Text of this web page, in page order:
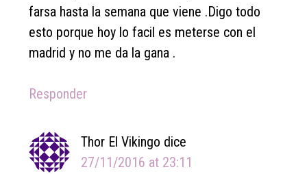
farsa hasta la semana que viene .Digo todo
esto porque hoy lo facil es meterse con el
madrid y no me da la gana .
Responder
Thor El Vikingo dice
27/11/2016 at 23:11